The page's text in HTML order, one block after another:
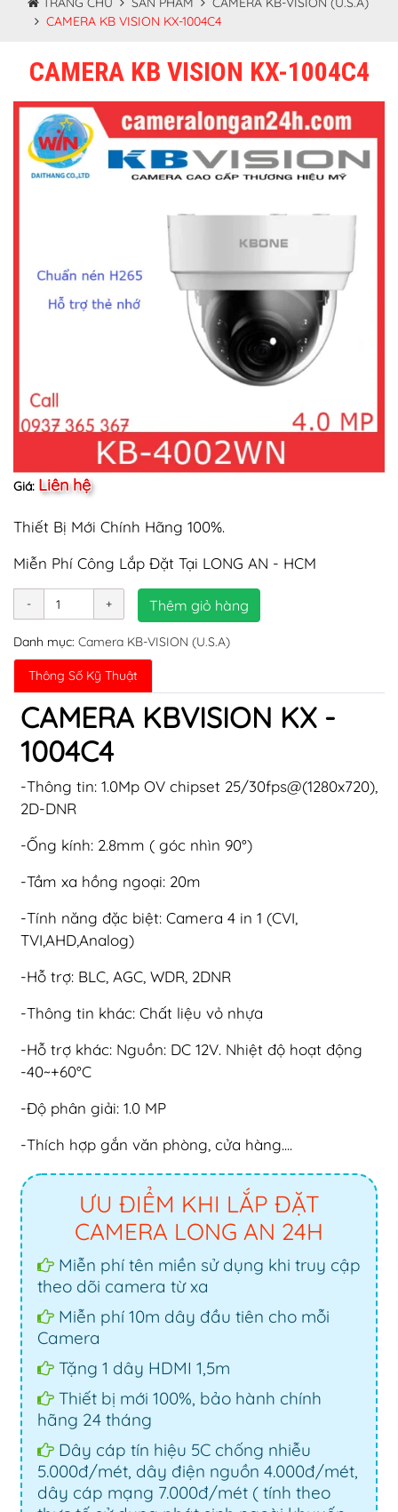
CAMERA KB VISION KX-1004C4
CAMERA KB VISION KX-1004C4
Giá: Liên hệ
Thiết Bị Mới Chính Hãng 100%.
Miễn Phí Công Lắp Đặt Tại LONG AN - HCM
Thêm giỏ hàng
Danh mục: Camera KB-VISION (U.S.A)
Thông Số Kỹ Thuật
CAMERA KBVISION KX -
1004C4
-Thông tin: 1.0Mp OV chipset 25/30fps@(1280x720),
2D-DNR
-Ống kính: 2.8mm ( góc nhìn 90°)
-Tầm xa hồng ngoại: 20m
-Tính năng đặc biệt: Camera 4 in 1 (CVI,
TVI,AHD,Analog)
-Hỗ trợ: BLC, AGC, WDR, 2DNR
-Thông tin khác: Chất liệu vỏ nhựa
-Hỗ trợ khác: Nguồn: DC 12V. Nhiệt độ hoạt động
-40~+60°C
-Độ phân giải: 1.0 MP
-Thích hợp gắn văn phòng, cửa hàng....
ƯU ĐIỂM KHI LẮP ĐẶT
CAMERA LONG AN 24H
Miễn phí tên miền sử dụng khi truy cập
theo dõi camera từ xa
Miễn phí 10m dây đầu tiên cho mỗi
Camera
Tặng 1 dây HDMI 1,5m
Thiết bị mới 100%, bảo hành chính
hãng 24 tháng
Dây cáp tín hiệu 5C chống nhiễu
5.000đ/mét, dây điện nguồn 4.000đ/mét,
dây cáp mạng 7.000đ/mét ( tính theo